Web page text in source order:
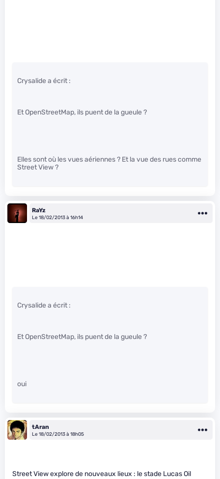
Crysalide a écrit :
Et OpenStreetMap, ils puent de la gueule ?
Elles sont où les vues aériennes ? Et la vue des rues comme
Street View ?
RaYz
Le 18/02/2013 à 16h14
Crysalide a écrit :
Et OpenStreetMap, ils puent de la gueule ?
oui
tAran
Le 18/02/2013 à 18h05
Street View explore de nouveaux lieux : le stade Lucas Oil